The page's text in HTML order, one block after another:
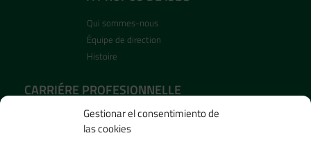
Gestionar el consentimiento de
las cookies
Qui sommes-nous
Équipe de direction
Histoire
CARRIÉRE PROFESIONNELLE